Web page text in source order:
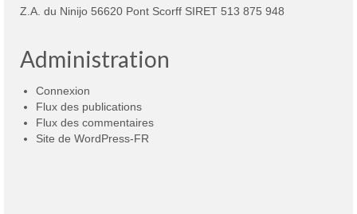
Z.A. du Ninijo 56620 Pont Scorff SIRET 513 875 948
Administration
Connexion
Flux des publications
Flux des commentaires
Site de WordPress-FR